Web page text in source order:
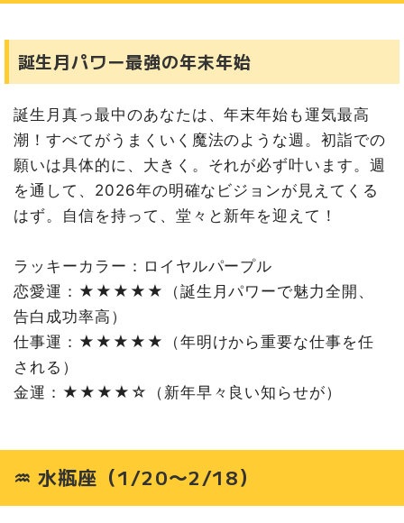
誕生月パワー最強の年末年始
誕生月真っ最中のあなたは、年末年始も運気最高
潮！すべてがうまくいく魔法のような週。初詣での
願いは具体的に、大きく。それが必ず叶います。週
を通して、2026年の明確なビジョンが見えてくる
はず。自信を持って、堂々と新年を迎えて！
ラッキーカラー：ロイヤルパープル
恋愛運：★★★★★（誕生月パワーで魅力全開、
告白成功率高）
仕事運：★★★★★（年明けから重要な仕事を任
される）
金運：★★★★☆（新年早々良い知らせが）
♒ 水瓶座（1/20〜2/18）